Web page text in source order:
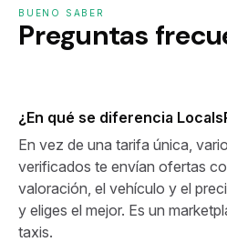
BUENO SABER
Preguntas
¿En qué se diferencia
En vez de una tarifa única,
verificados te envían ofertas
valoración, el vehículo y el
y eliges el mejor. Es un
taxis.